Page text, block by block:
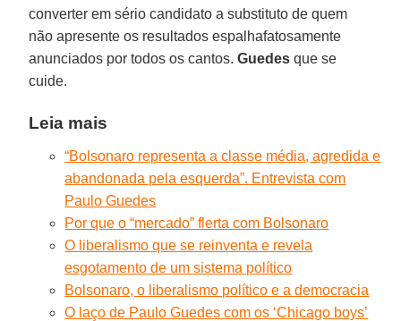
converter em sério candidato a substituto de quem
não apresente os resultados espalhafatosamente
anunciados por todos os cantos.Guedes que se
cuide.
Leia mais
“Bolsonaro representa a classe média, agredida e
abandonada pela esquerda”. Entrevista com
Paulo Guedes
Por que o “mercado” flerta com Bolsonaro
O liberalismo que se reinventa e revela
esgotamento de um sistema político
Bolsonaro, o liberalismo político e a democracia
O laço de Paulo Guedes com os ‘Chicago boys’